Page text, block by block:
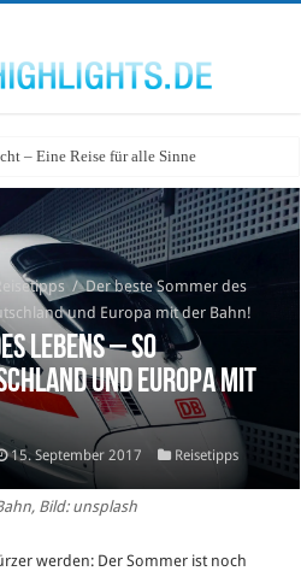
– Eine Reise für alle Sinne
/ Der beste Sommer des
und Europa mit der Bahn!
Lebens – so
und Europa mit
15. September 2017 Reisetipps
Bild: unsplash
werden: Der Sommer ist noch